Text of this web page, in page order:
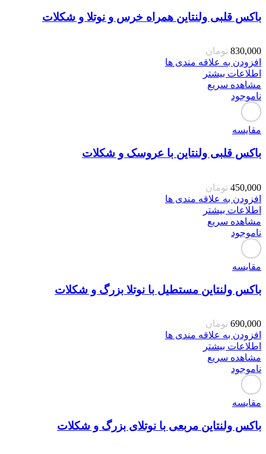
باکس قلبی ولنتاین همراه خرس و نوتلا و شکلات
830,000 تومان
افزودن به علاقه مندی ها
اطلاعات بیشتر
مشاهده سریع
ناموجود
مقایسه
باکس قلبی ولنتاین با عروسک و شکلات
450,000 تومان
افزودن به علاقه مندی ها
اطلاعات بیشتر
مشاهده سریع
ناموجود
مقایسه
باکس ولنتاین مستطیل با نوتلا بزرگ و شکلات
690,000 تومان
افزودن به علاقه مندی ها
اطلاعات بیشتر
مشاهده سریع
ناموجود
مقایسه
باکس ولنتاین مربعی با نوتلای بزرگ و شکلات